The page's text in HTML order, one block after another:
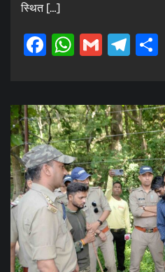
स्थित […]
Facebook
WhatsApp
Gmail